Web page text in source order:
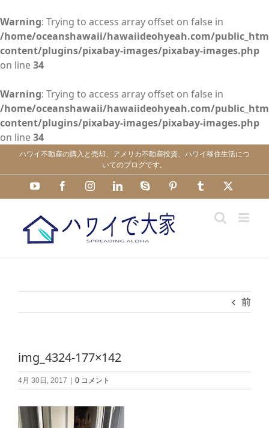
Warning: Trying to access array offset on false in
/home/oceanshawaii/hawaiideohyeah.com/
content/plugins/pixabay-images/pixabay-images.php
on line34
Warning: Trying to access array offset on false in
/home/oceanshawaii/hawaiideohyeah.com/
content/plugins/pixabay-images/pixabay-images.php
on line34
content
ハワイ不動産の購入と売却、アメリカ不動産投資、ハワイ移住生活につ
いてのブログです。
YouTube FacebookInstagramLinkedInSkype Pinterest Tumblr
前
img_4324-177×142
4月 30日, 2017 0 コメント